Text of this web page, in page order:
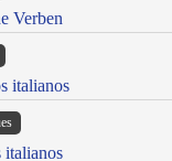
Verben
italianos
italianos